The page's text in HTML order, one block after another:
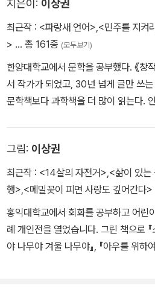
지은이: 이상권
최근작 : <파랑새 언어>,<민주를 지켜
> … 총 161종 (모두보기)
한양대학교에서 문학을 공부했다. 《창
서 작가가 되었고, 30년 넘게 글만 쓰
문학책보다 과학책을 더 많이 읽는다.
위하여』, 『1점 때문에』, 『족제비의 안
인들』, 『시간 전달자』 등이 있다. 소설
국어 교과서에 수록되었으며, 『하늘로
출간되었다.
그림: 이상권
최근작 : <14살의 자전거>,<삶이 있는
행>,<메밀꽃이 피면 사랑도 깊어간다>
홍익대학교에서 회화를 공부하고 어린
례 개인전을 열었습니다. 그린 책으로 『
야 나무야 겨울 나무야』, 『아우를 위하